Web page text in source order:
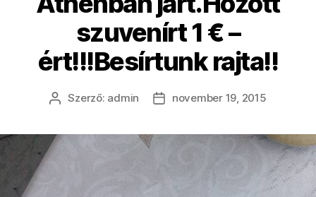
szuvenírt 1 € –
ért!!!Besírtunk rajta!!
Bejegyzés
Szerző: admin
Bejegyzés
november 19, 2015